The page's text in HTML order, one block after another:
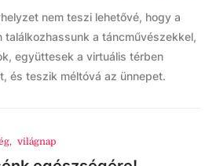
nem teszi lehetővé, hogy a
találkozhassunk a táncművészekkel,
együttesek a virtuális térben
és teszik méltóvá az ünnepet.
, világnap